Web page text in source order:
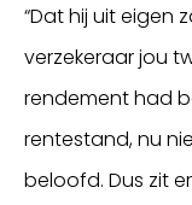
“Dat hij uit eigen
verzekeraar jou
rendement had
rentestand, nu
beloofd. Dus zit